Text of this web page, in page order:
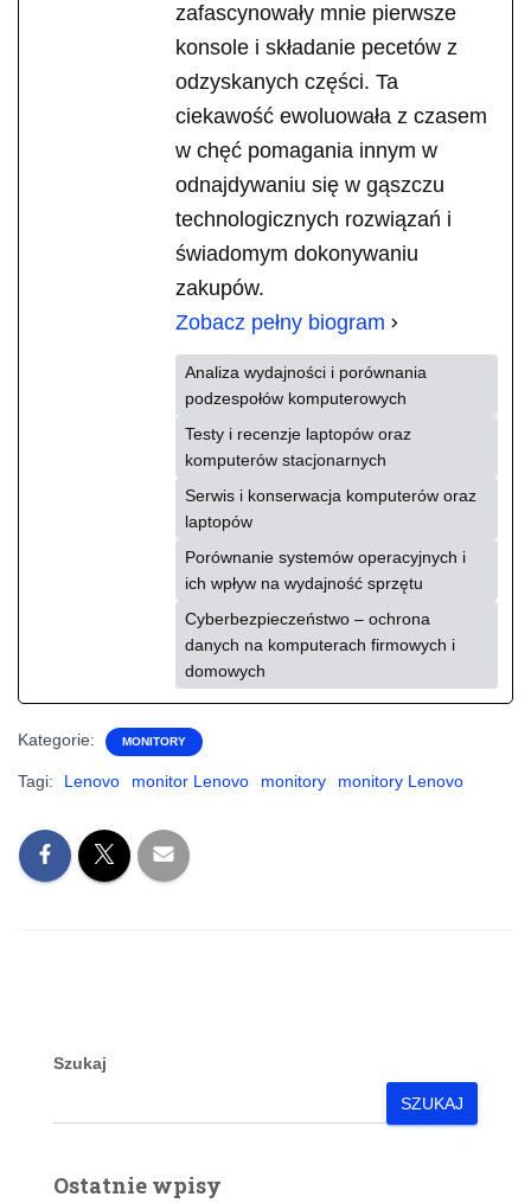
zafascynowały mnie pierwsze
konsole i składanie pecetów z
odzyskanych części. Ta
ciekawość ewoluowała z czasem
w chęć pomagania innym w
odnajdywaniu się w gąszczu
technologicznych rozwiązań i
świadomym dokonywaniu
zakupów.
Zobacz pełny biogram
Analiza wydajności i porównania
podzespołów komputerowych
Testy i recenzje laptopów oraz
komputerów stacjonarnych
Serwis i konserwacja komputerów oraz
laptopów
Porównanie systemów operacyjnych i
ich wpływ na wydajność sprzętu
Cyberbezpieczeństwo – ochrona
danych na komputerach firmowych i
domowych
Kategorie: MONITORY
Tagi: Lenovo monitor Lenovo monitory monitory Lenovo
Szukaj
SZUKAJ
Ostatnie wpisy